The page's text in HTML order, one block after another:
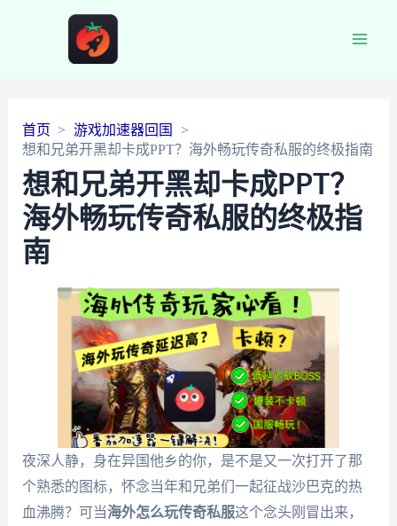
首页
游戏加速器回国
想和兄弟开黑却卡成PPT？海外畅玩传奇私服的终极指南
想和兄弟开黑却卡成PPT？
海外畅玩传奇私服的终极指
南
夜深人静，身在异国他乡的你，是不是又一次打开了那
个熟悉的图标，怀念当年和兄弟们一起征战沙巴克的热
血沸腾？可当海外怎么玩传奇私服这个念头刚冒出来，